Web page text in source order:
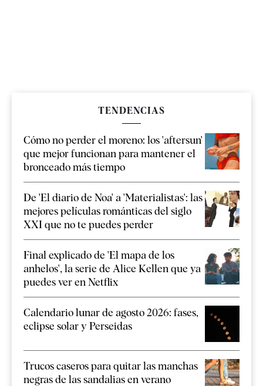
TENDENCIAS
Cómo no perder el moreno: los 'aftersun'
que mejor funcionan para mantener el
bronceado más tiempo
De 'El diario de Noa' a 'Materialistas': las
mejores películas románticas del siglo
XXI que no te puedes perder
Final explicado de 'El mapa de los
anhelos', la serie de Alice Kellen que ya
puedes ver en Netflix
Calendario lunar de agosto 2026: fases,
eclipse solar y Perseidas
Trucos caseros para quitar las manchas
negras de las sandalias en verano